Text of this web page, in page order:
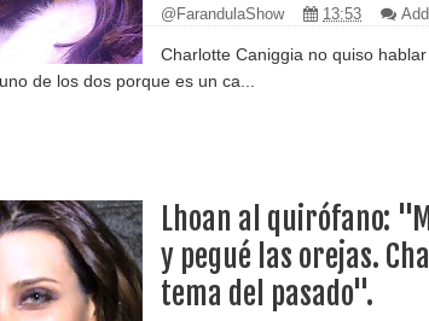
@FarandulaShow 13:53
Charlotte Caniggia no quiso
de los dos porque es un ca...
Lhoan al quirófano:
y pegué las orejas.
tema del pasado".